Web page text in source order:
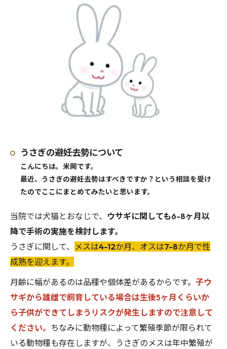
うさぎの避妊去勢について
こんにちは。米岡です。
最近、うさぎの避妊去勢はすべきですか？という相談を受け
たのでここにまとめてみたいと思います。
当院では犬猫とおなじで、 ウサギに関しても6-8ヶ月以
降で手術の実施を検討します。
うさぎに関して、 メスは4-12か月、オスは7-8か月で性
成熟を迎えます。
月齢に幅があるのは品種や個体差があるからです。 子ウ
サギから雄雌で飼育している場合は生後5ヶ月くらいか
ら子供ができてしまうリスクが発生しますので注意して
ください。 ちなみに動物種によって繁殖季節が限られて
いる動物種も存在しますが、うさぎのメスは年中繁殖が